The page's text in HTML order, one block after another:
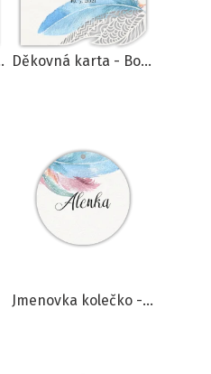
feather Děkovná karta - Boho feather
Jmenovka kolečko - Boho feather